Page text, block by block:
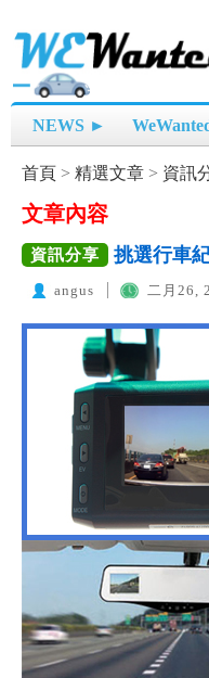
NEWS ►
首頁 > 精選文章 > 資訊
文章內容
資訊分享 挑選行車
angus 二月26,